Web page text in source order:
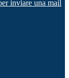
inviare una mail